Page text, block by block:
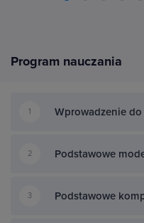
Program nauczania
1 Wprowadzenie do
2 Podstawowe
3 Podstawowe